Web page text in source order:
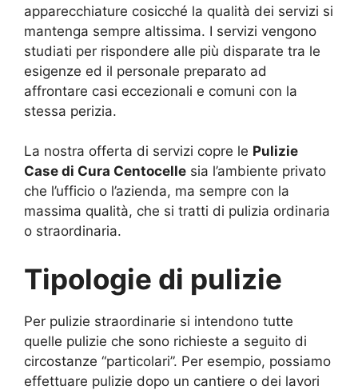
apparecchiature cosicché la qualità dei servizi si
mantenga sempre altissima. I servizi vengono
studiati per rispondere alle più disparate tra le
esigenze ed il personale preparato ad
affrontare casi eccezionali e comuni con la
stessa perizia.
La nostra offerta di servizi copre le Pulizie
Case di Cura Centocelle sia l’ambiente privato
che l’ufficio o l’azienda, ma sempre con la
massima qualità, che si tratti di pulizia ordinaria
o straordinaria.
Tipologie di pulizie
Per pulizie straordinarie si intendono tutte
quelle pulizie che sono richieste a seguito di
circostanze “particolari”. Per esempio, possiamo
effettuare pulizie dopo un cantiere o dei lavori